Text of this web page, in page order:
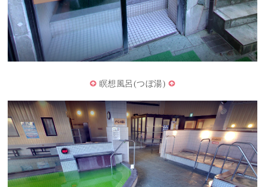
瞑想風呂(つぼ湯)